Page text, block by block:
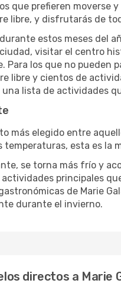
que prefieren
libre, y disfrutarás de
estos meses del
visitar el centro
Para los que no
libre y cientos de
lista de actividades
más elegido entre
esta es la
se torna más frío y
actividades principales
de Marie
durante el invierno.
directos a Marie